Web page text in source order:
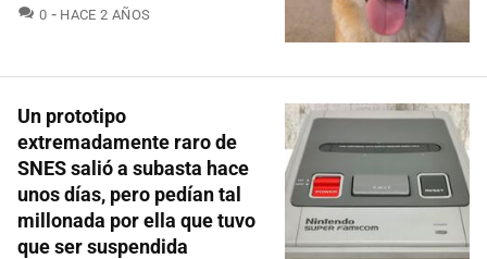
0 COMENTARIOS
HACE 2 AÑOS
Un prototipo
extremadamente raro de
SNES salió a subasta hace
unos días, pero pedían tal
millonada por ella que tuvo
que ser suspendida